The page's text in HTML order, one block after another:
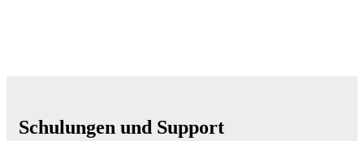
Schulungen und Support